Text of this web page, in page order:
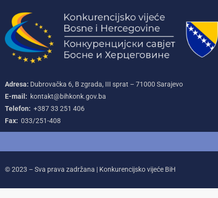
Adresa: Dubrovačka 6, B zgrada, III sprat – 71000‌ Sarajevo
E-mail: kontakt@bihkonk.gov.ba
Telefon: +387‌ 33‌ 251‌ 406
Fax: 033/251-408
© 2023 – Sva prava zadržana | Konkurencijsko vijeće BiH